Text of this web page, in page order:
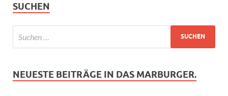
SUCHEN
NEUESTE BEITRÄGE IN DAS MARBURGER.